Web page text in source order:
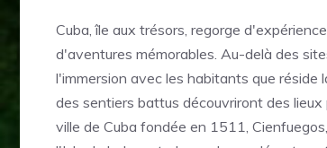
Cuba, île aux trésors, regorge
d'aventures mémorables. Au-delà des
l'immersion avec les habitants que
des sentiers battus découvriront des
ville de Cuba fondée en 1511,